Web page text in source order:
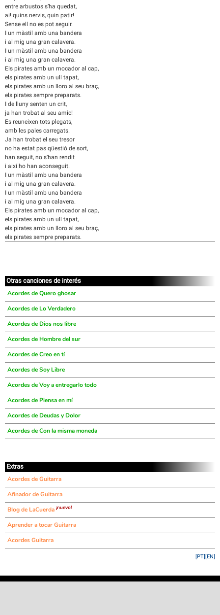
entre arbustos s’ha quedat,
ai! quins nervis, quin patir!
Sense ell no es pot seguir.
I un màstil amb una bandera
i al mig una gran calavera.
I un màstil amb una bandera
i al mig una gran calavera.
Els pirates amb un mocador al cap,
els pirates amb un ull tapat,
els pirates amb un lloro al seu braç,
els pirates sempre preparats.
I de lluny senten un crit,
ja han trobat al seu amic!
Es reuneixen tots plegats,
amb les pales carregats.
Ja han trobat el seu tresor
no ha estat pas qüestió de sort,
han seguit, no s’han rendit
i així ho han aconseguit.
I un màstil amb una bandera
i al mig una gran calavera.
I un màstil amb una bandera
i al mig una gran calavera.
Els pirates amb un mocador al cap,
els pirates amb un ull tapat,
els pirates amb un lloro al seu braç,
els pirates sempre preparats.
Otras canciones de interés
Acordes de Quero ghosar
Acordes de Lo Verdadero
Acordes de Dios nos libre
Acordes de Hombre del sur
Acordes de Creo en tí
Acordes de Soy Libre
Acordes de Voy a entregarlo todo
Acordes de Piensa en mí
Acordes de Deudas y Dolor
Acordes de Con la misma moneda
Extras
Acordes de Guitarra
Afinador de Guitarra
Blog de LaCuerda ¡nuevo!
Aprender a tocar Guitarra
Acordes Guitarra
[EN]
[PT]